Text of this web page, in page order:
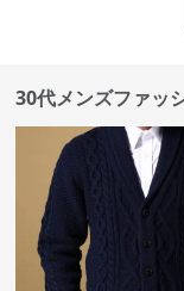
30代メンズファッ